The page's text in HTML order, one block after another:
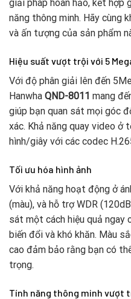
giải pháp hoàn hảo, kết
năng thông minh. Hãy cùng
và ấn tượng của sản phẩm
Hiệu suất vượt trội với 5
Với độ phân giải lên đến
Hanwha QND-8011 mang
giúp bạn quan sát mọi góc
xác. Khả năng quay video ở
hình/giây với các codec
Tối ưu hóa hình ảnh
Với khả năng hoạt động ở
(màu), và hỗ trợ WDR
sát một cách hiệu quả ngay
biến đổi và khó khăn. Màu
cao đảm bảo rằng bạn có
trọng.
Tính năng thông minh vượt